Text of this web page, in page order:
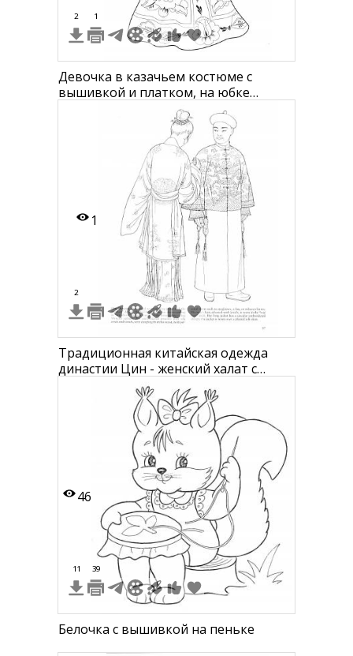
2 1
Девочка в казачьем костюме с
вышивкой и платком, на юбке
1
2
Традиционная китайская одежда
династии Цин - женский халат с
поясом и длинной юбкой, мужское
длинное одеяние с вышивкой
46
11 39
Белочка с вышивкой на пеньке